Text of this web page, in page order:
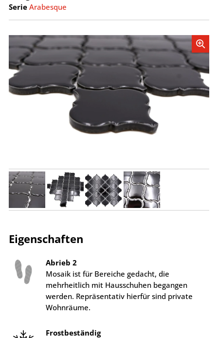
Serie Arabesque
Eigenschaften
Abrieb 2
Mosaik ist für Bereiche gedacht, die
mehrheitlich mit Hausschuhen begangen
werden. Repräsentativ hierfür sind private
Wohnräume.
Frostbeständig